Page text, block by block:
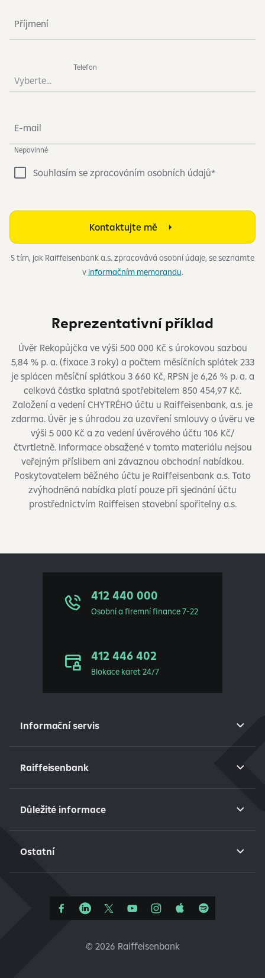
Příjmení
Vyberte...
Telefon
E-mail
Nepovinné
Souhlasím se zpracováním osobních údajů*
Kontaktujte mě
S tím, jak Raiffeisenbank a.s. zpracovává osobní údaje, se seznamte
v informačním memorandu.
Reprezentativní příklad
Úvěr Rekopůjčka ve výši 500 000 Kč s úrokovou sazbou
5,84 % p. a. (fixace 3 roky) a počtem měsíčních splátek 233
je splácen měsíční splátkou 3 660 Kč, RPSN je 6,26 % p. a. a
celková částka splatná spotřebitelem 850 454,97 Kč.
Založení a vedení CHYTRÉHO účtu u Raiffeisenbank, a.s. je
zdarma. Úvěr je s úhradou za uzavření smlouvy o úvěru ve
výši 5 000 Kč a za vedení úvěrového účtu 106 Kč/
čtvrtletně. Informace obsažené v tomto materiálu nejsou
veřejným příslibem ani závaznou obchodní nabídkou.
Poskytovatelem běžného účtu je Raiffeisenbank a.s. Tato
zvýhodněná nabídka platí pouze při sjednání účtu
prostřednictvím Raiffeisen stavební spořitelny a.s.
412 440 000
Osobní a firemní finance 7-22
412 446 402
Blokace karet 24/7
Informační servis
Raiffeisenbank
Důležité informace
Ostatní
© 2026 Raiffeisenbank